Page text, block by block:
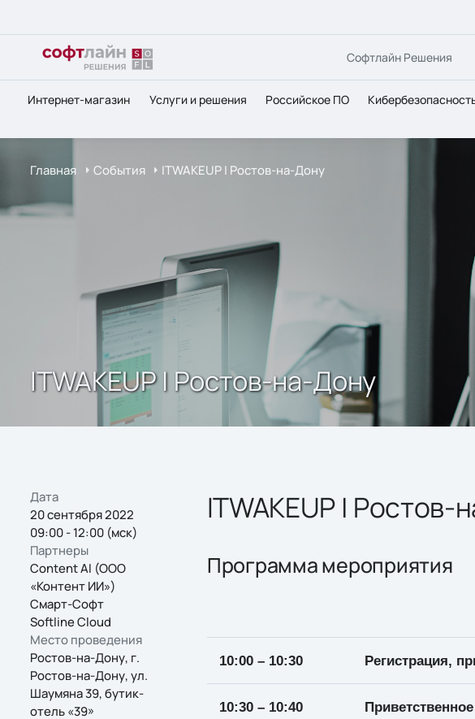
Софтлайн Решения
Интернет-магазин Услуги и решения Российское ПО
Главная События ITWAKEUP | Ростов-на-Дону
ITWAKEUP | Ростов-на-Дону
Дата
20 сентября 2022
09:00 - 12:00 (мск)
Партнеры
Content AI (ООО
«Контент ИИ»)
Смарт-Cофт
Softline Cloud
Место проведения
Ростов-на-Дону, г.
Ростов-на-Дону, ул.
Шаумяна 39, бутик-
отель «39»
ITWAKEUP |
Программа мероприятия
10:00 – 10:30 Регистрация,
10:30 – 10:40